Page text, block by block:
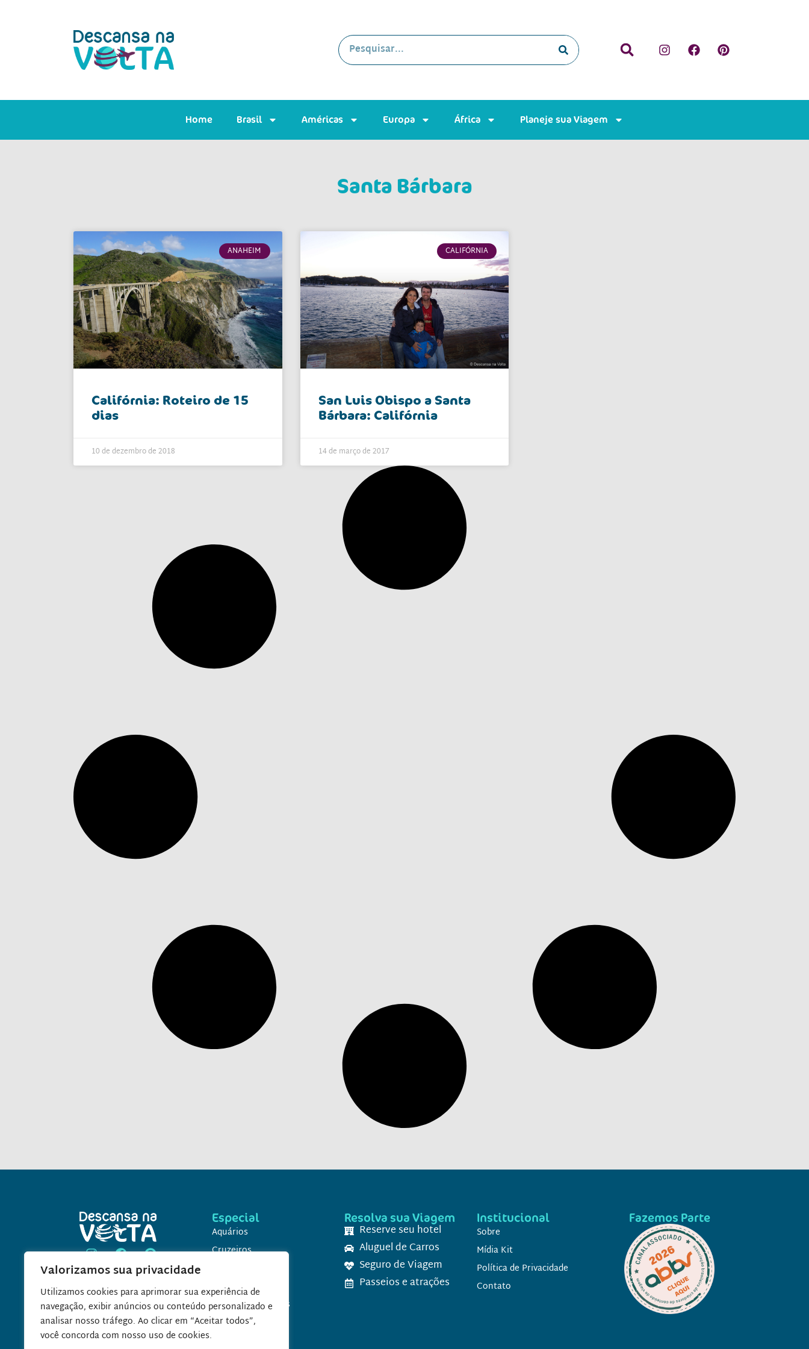
Valorizamos sua privacidade
Utilizamos cookies para aprimorar sua experiência de
navegação, exibir anúncios ou conteúdo personalizado e
analisar nosso tráfego. Ao clicar em “Aceitar todos”,
você concorda com nosso uso de cookies.
Home Brasil Américas Europa África Planeje sua Viagem
Santa Bárbara
ANAHEIM
Califórnia: Roteiro de 15
dias
10 de dezembro de 2018
CALIFÓRNIA
San Luis Obispo a Santa
Bárbara: Califórnia
14 de março de 2017
Especial
Aquários
Cruzeiros
Parques Aquáticos
Parques Temáticos
Praias
Resolva sua Viagem
Reserve seu hotel
Aluguel de Carros
Seguro de Viagem
Passeios e atrações
Institucional
Sobre
Mídia Kit
Política de Privacidade
Contato
Fazemos Parte